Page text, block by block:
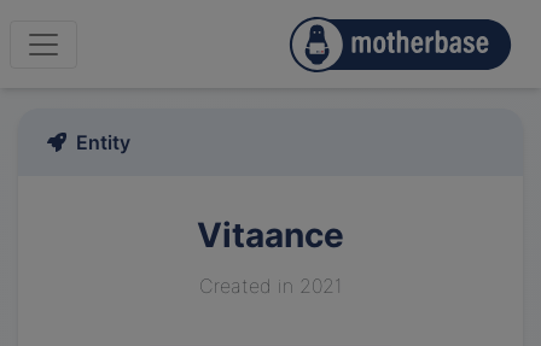
Entity
Vitaance
Created in 2021